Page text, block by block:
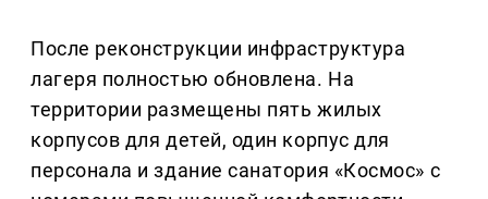
После реконструкции инфраструктура
лагеря полностью обновлена. На
территории размещены пять жилых
корпусов для детей, один корпус для
персонала и здание санатория «Космос» с